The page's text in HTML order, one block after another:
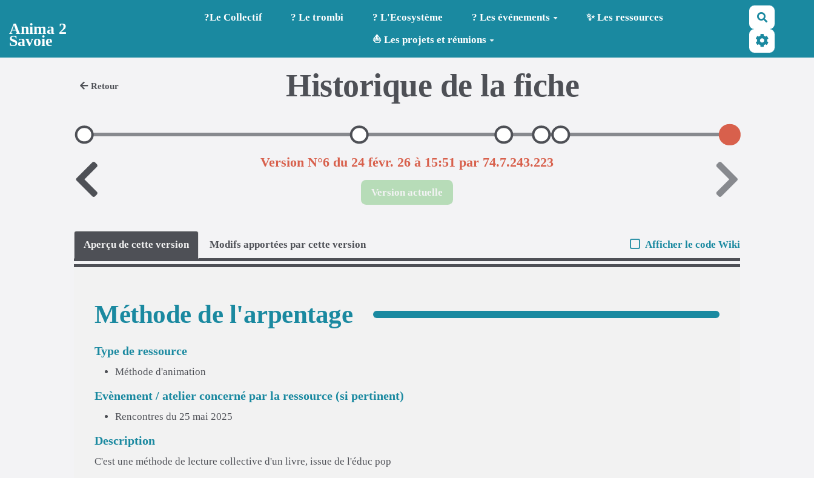
Anima 2
Savoie
?️Le Collectif ? Le trombi ? L'Ecosystème ? Les événements
✨ Les ressources
⛵ Les projets et réunions
Retour Historique de la fiche
Version N°6 du 24 févr. 26 à 15:51 par 74.7.243.223
Version actuelle
Aperçu de cette version Modifs apportées par cette version Afficher le code Wiki
Méthode de l'arpentage
Type de ressource
Méthode d'animation
Evènement / atelier concerné par la ressource (si pertinent)
Rencontres du 25 mai 2025
Description
C'est une méthode de lecture collective d'un livre, issue de l'éduc pop